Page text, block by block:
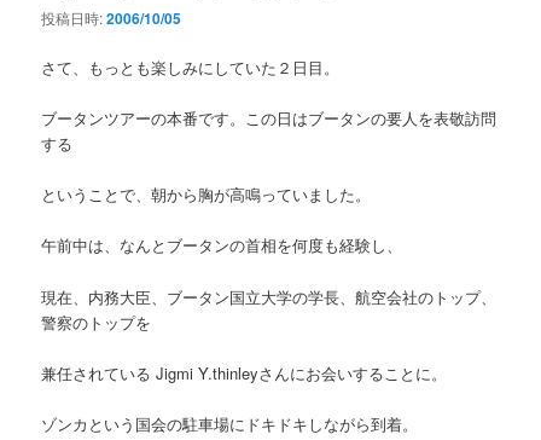
投稿日時:2006/10/05
さて、もっとも楽しみにしていた２日目。
ブータンツアーの本番です。この日はブータンの要人を表敬訪問
する
ということで、朝から胸が高鳴っていました。
午前中は、なんとブータンの首相を何度も経験し、
現在、内務大臣、ブータン国立大学の学長、航空会社のトップ、
警察のトップを
兼任されている Jigmi Y.thinleyさんにお会いすることに。
ゾンカという国会の駐車場にドキドキしながら到着。